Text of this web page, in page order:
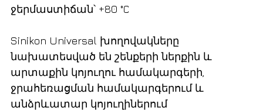
ջերմաստիճան՝ +80 °С
Sinikon Universal խողովակները
նախատեսված են շենքերի ներքին և
արտաքին կոյուղու համակարգերի,
ջրահեռացման համակարգերում և
անձրևատար կոյուղիներում